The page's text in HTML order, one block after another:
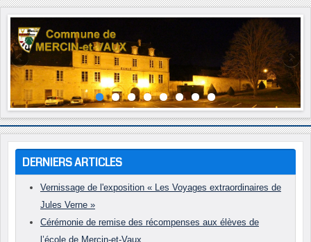
DERNIERS ARTICLES
Vernissage de l'exposition « Les Voyages extraordinaires de
Jules Verne »
Cérémonie de remise des récompenses aux élèves de
l’école de Mercin-et-Vaux
Année
précédente
Mois
précédent
Année
suivante
Mois
suivant